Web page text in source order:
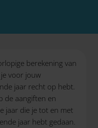
berekening van
voor jouw
jaar recht op hebt.
de aangiften en
jaar die je tot en met
jaar hebt gedaan.